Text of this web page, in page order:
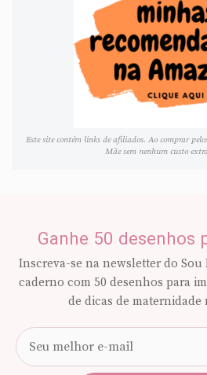
Este site contém links de afiliados. Ao comprar
Mãe sem nenhum custo
Ganhe 50 desenhos
Inscreva-se na newsletter do Sou
caderno com 50 desenhos para
de dicas de maternidade
e-